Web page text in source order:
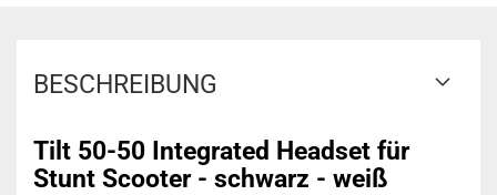
BESCHREIBUNG
Tilt 50-50 Integrated Headset für
Stunt Scooter - schwarz - weiß